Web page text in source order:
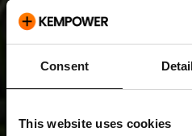
Consent
This website uses cookies